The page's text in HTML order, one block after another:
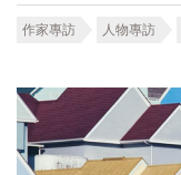
作家專訪 人物專訪